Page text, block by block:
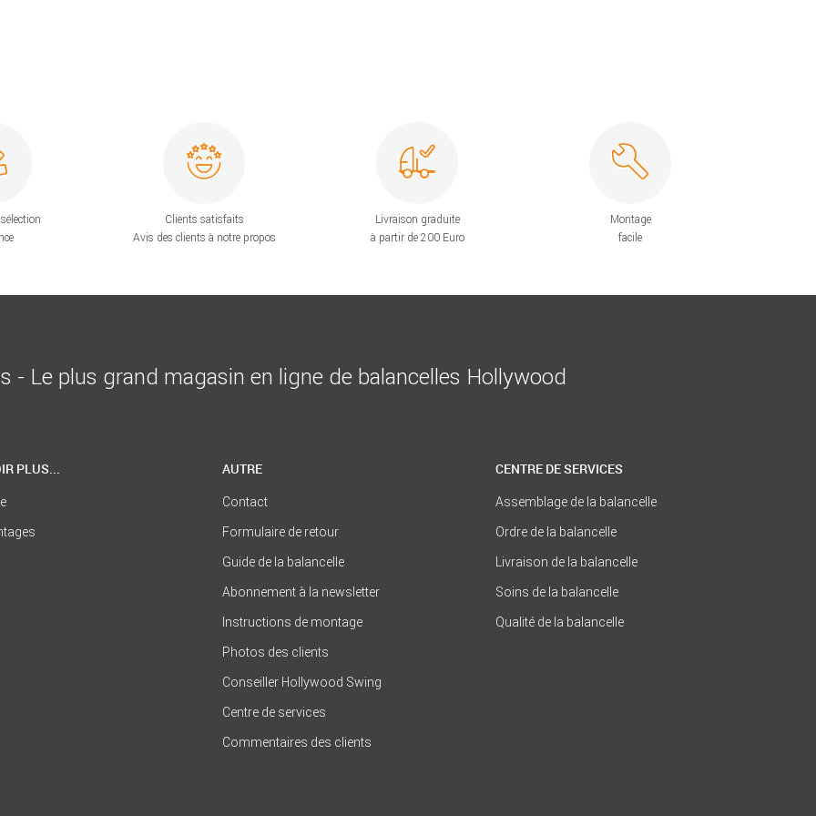
Clients satisfaits
Avis des clients à notre propos
Livraison graduite
à partir de 200 Euro
Montage
facile
- Le plus grand magasin en ligne de balancelles Hollywood
PLUS... AUTRE
Contact
Formulaire de retour
Guide de la balancelle
Abonnement à la newsletter
Instructions de montage
Photos des clients
Conseiller Hollywood Swing
Centre de services
Commentaires des clients
CENTRE DE SERVICES
Assemblage de la balancelle
Ordre de la balancelle
Livraison de la balancelle
Soins de la balancelle
Qualité de la balancelle